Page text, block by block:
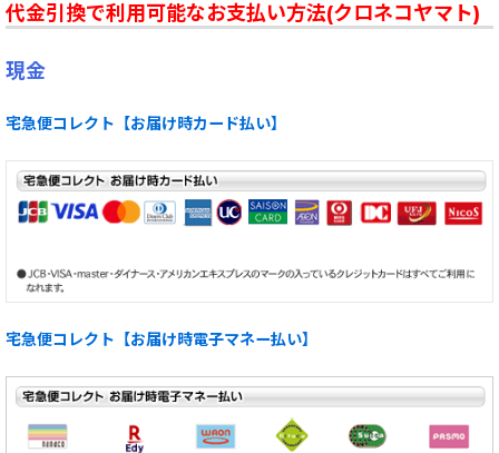
代金引換で利用可能なお支払い方法(クロネコヤマト)
現金
宅急便コレクト【お届け時カード払い】
宅急便コレクト【お届け時電子マネー払い】